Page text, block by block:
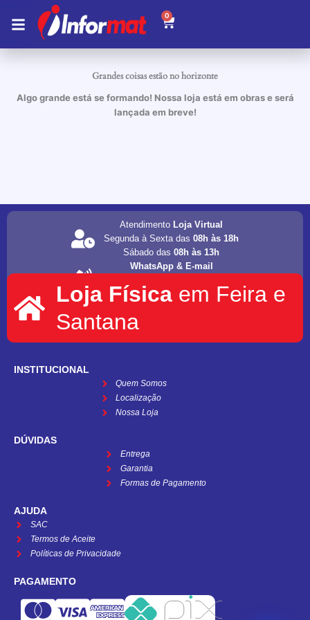
para
conteúdo
Grandes coisas estão no horizonte
Algo grande está se formando! Nossa loja está em obras e será
lançada em breve!
Atendimento Loja Virtual
Segunda à Sexta das08h às 18h
Sábado das08h às 13h
WhatsApp & E-mail
informat.servicos1@gmail.com
Loja Física em Feira e
Santana
INSTITUCIONAL
Quem Somos
Localização
Nossa Loja
DÚVIDAS
Entrega
Garantia
Formas de Pagamento
AJUDA
SAC
Termos de Aceite
Políticas de Privacidade
PAGAMENTO
0
Carrinho